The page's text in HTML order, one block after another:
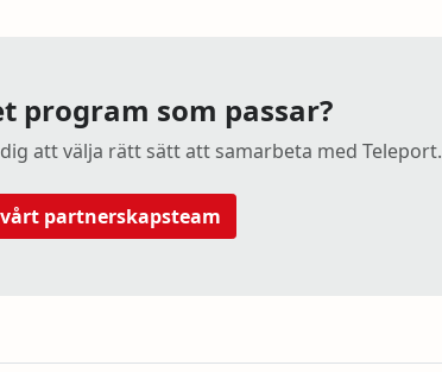
program som passar?
att välja rätt sätt att samarbeta med Teleport.
partnerskapsteam